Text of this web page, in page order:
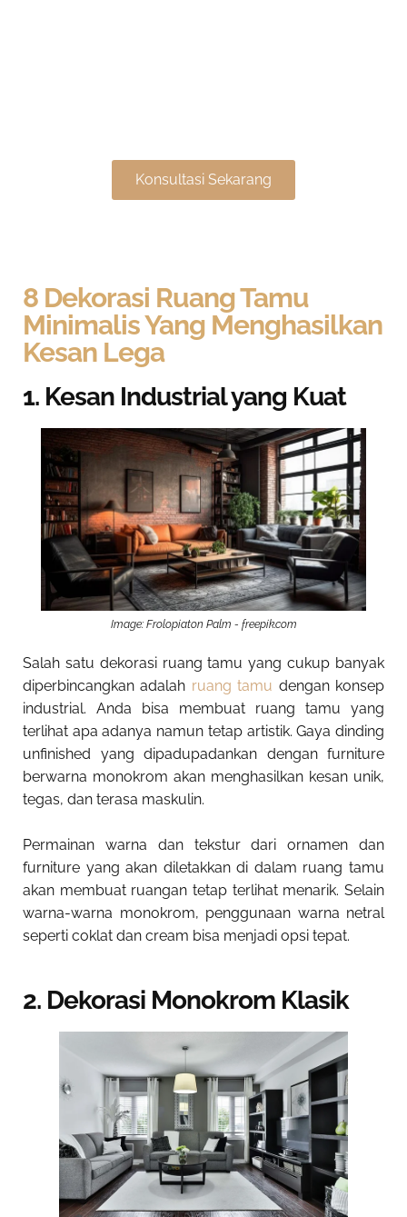
Konsultasi Sekarang
8 Dekorasi Ruang Tamu
Minimalis Yang Menghasilkan
Kesan Lega
1. Kesan Industrial yang Kuat
Image: Frolopiaton Palm - freepik.com
Salah satu dekorasi ruang tamu yang cukup banyak
diperbincangkan adalah ruang tamu dengan konsep
industrial. Anda bisa membuat ruang tamu yang
terlihat apa adanya namun tetap artistik. Gaya dinding
unfinished yang dipadupadankan dengan furniture
berwarna monokrom akan menghasilkan kesan unik,
tegas, dan terasa maskulin.
Permainan warna dan tekstur dari ornamen dan
furniture yang akan diletakkan di dalam ruang tamu
akan membuat ruangan tetap terlihat menarik. Selain
warna-warna monokrom, penggunaan warna netral
seperti coklat dan cream bisa menjadi opsi tepat.
2. Dekorasi Monokrom Klasik